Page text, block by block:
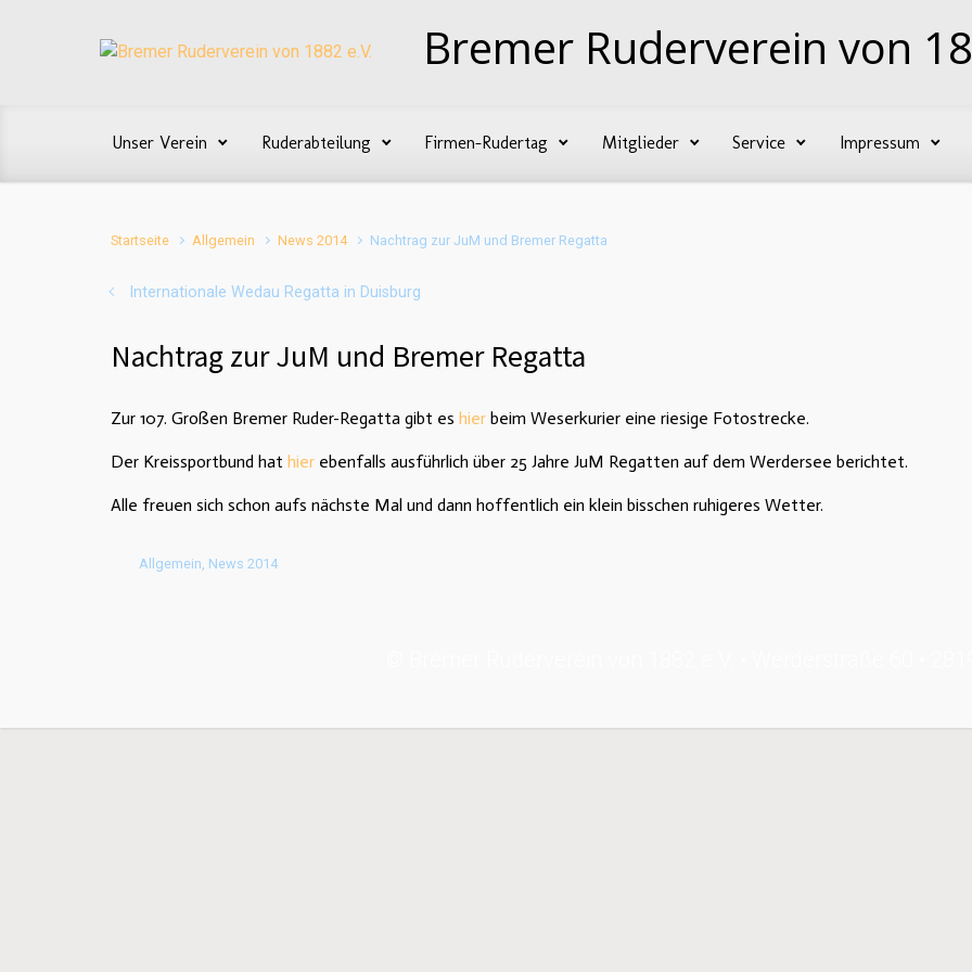
Bremer Ruderverein von
Unser Verein Ruderabteilung Firmen-Rudertag Mitglieder Service Impressum
Startseite Allgemein News 2014 Nachtrag zur JuM und Bremer Regatta
Internationale Wedau Regatta in Duisburg
Nachtrag zur JuM und Bremer Regatta
Zur 107. Großen Bremer Ruder-Regatta gibt es hier beim Weserkurier eine riesige Fotostrecke.
Der Kreissportbund hat hier ebenfalls ausführlich über 25 Jahre JuM Regatten auf dem Werdersee berichtet.
Alle freuen sich schon aufs nächste Mal und dann hoffentlich ein klein bisschen ruhigeres Wetter.
Allgemein, News 2014